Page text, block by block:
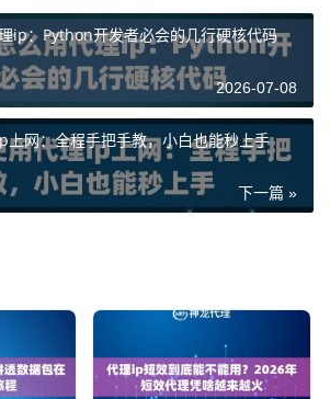
ip：Python开发者必会的几行硬核代码
2026-07-08
上网：全程手把手教，小白也能秒上手
下一篇 »